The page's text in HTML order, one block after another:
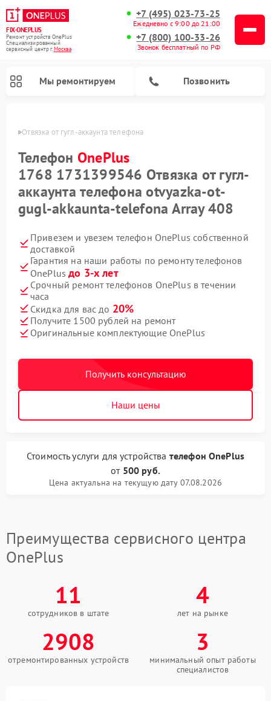
FIX-ONEPLUS
Ремонт устройств OnePlus
Специализированный
cервисный центр г.Москва
+7 (495) 023-73-25
Ежедневно с 9:00 до 21:00
+7 (800) 100-33-26
Звонок бесплатный по РФ
Мы ремонтируем Позвонить
Отвязка от гугл-аккаунта телефона
Телефон OnePlus
1768 1731399546 Отвязка от гугл-
аккаунта телефона otvyazka-ot-
gugl-akkaunta-telefona Array 408
Привезем и увезем телефон OnePlus собственной
доставкой
Гарантия на наши работы по ремонту телефонов
OnePlusдо 3-х лет
Срочный ремонт телефонов OnePlus в течении
часа
Скидка для вас до 20%
Получите 1500 рублей на ремонт
Оригинальные комплектующие OnePlus
Получить консультацию
Наши цены
Стоимость услуги для устройства телефон OnePlus
от 500 руб.
Цена актуальна на текущую дату 07.08.2026
Преимущества сервисного центра
OnePlus
11
сотрудников в штате
4
лет на рынке
2908
отремонтированных устройств
3
минимальный опыт работы
специалистов